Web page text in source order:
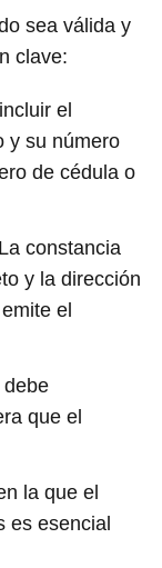
sea válida y
clave:
el
y su número
de cédula o
La constancia
y la dirección
el
debe
que el
la que el
es esencial